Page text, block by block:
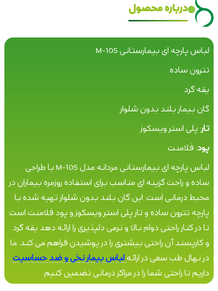
درباره محصول
لباس پارچه ای بیمارستانی M-105
تترون ساده
یقه گرد
گان بیمار بلند بدون شلوار
تار: پلی استر ویسکوز
پود: فلامنت
لباس پارچه ای بیمارستانی مردانه مدل M-105 با طراحی
ساده و راحت گزینه ای مناسب برای استفاده روزمره بیماران در
محیط درمانی است. این گان بلند بدون شلوار تهیه شده با
پارچه تترون ساده و تار پلی استر ویسکوز و پود فلامنت است
تا در کنار راحتی دوام بالا و نرمی دلپذیری را ارائه دهد یقه گرد
و کارپسند آن راحتی بیشتری را در پوشیدن فراهم می کند. ما
در نهال طب سعی در ارائهلباس بیمار نخی و ضد حساسیت
داریم تا راحتی شما را در مراکز درمانی تضمین کنیم.